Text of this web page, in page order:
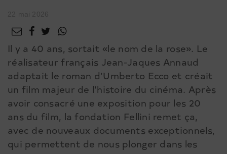
Il y a 40 ans, sortait «le nom de la rose». Le
réalisateur français Jean-Jaques Annaud
adaptait le roman d’Umberto Ecco et créait
un film majeur de l’histoire du cinéma. Après
avoir consacré une exposition pour les 20
ans du film, la fondation Fellini remet ça,
avec de nouveaux documents exceptionnels,
qui permettent de nous plonger dans les